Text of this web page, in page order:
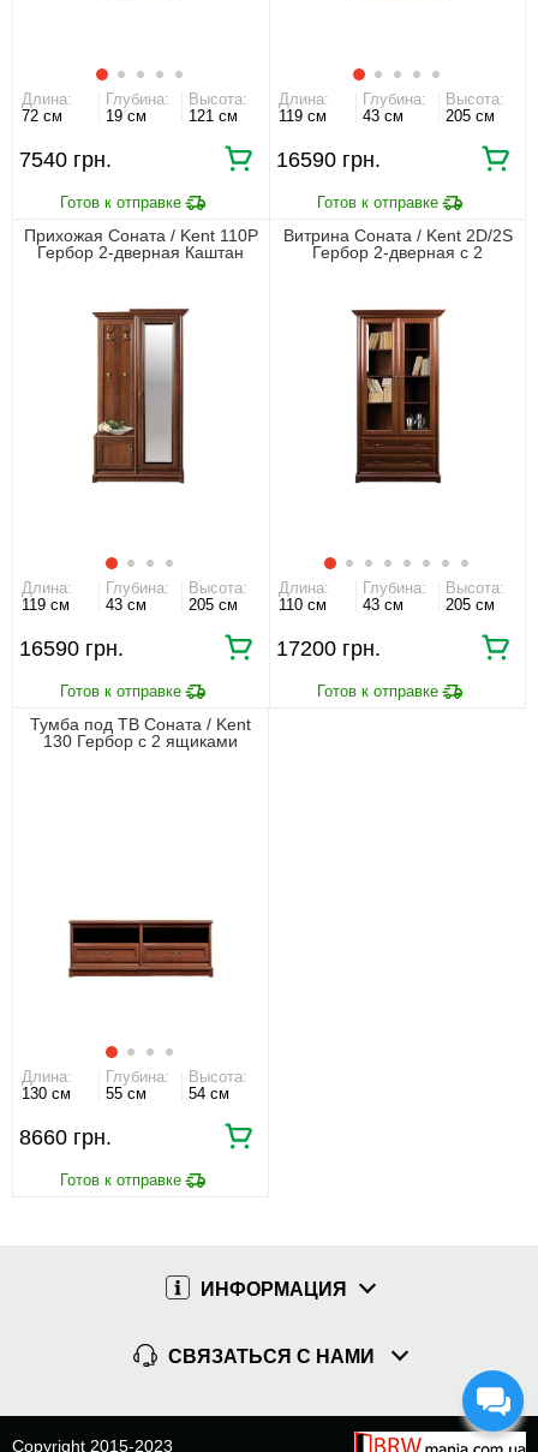
Длина:
72 см
Глубина:
19 см
Высота:
121 см
7540 грн.
Длина:
119 см
Глубина:
43 см
Высота:
205 см
16590 грн.
Прихожая Соната / Kent 110P
Гербор 2-дверная Каштан
Длина:
119 см
Глубина:
43 см
Высота:
205 см
16590 грн.
Витрина Соната / Kent 2D/2S
Гербор 2-дверная с 2
Длина:
110 см
Глубина:
43 см
Высота:
205 см
17200 грн.
Тумба под ТВ Соната / Kent
130 Гербор с 2 ящиками
Длина:
130 см
Глубина:
55 см
Высота:
54 см
8660 грн.
ИНФОРМАЦИЯ
СВЯЗАТЬСЯ С НАМИ
Copyright 2015-2023